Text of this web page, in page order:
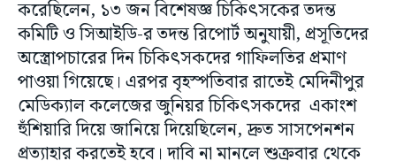
করেছিলেন, ১৩ জন বিশেষজ্ঞ চিকিৎসকের তদন্ত
কমিটি ও সিআইডি-র তদন্ত রিপোর্ট অনুযায়ী, প্রসূতিদের
অস্ত্রোপচারের দিন চিকিৎসকদের গাফিলতির প্রমাণ
পাওয়া গিয়েছে। এরপর বৃহস্পতিবার রাতেই মেদিনীপুর
মেডিক্যাল কলেজের জুনিয়র চিকিৎসকদের একাংশ
হুঁশিয়ারি দিয়ে জানিয়ে দিয়েছিলেন, দ্রুত সাসপেনশন
প্রত্যাহার করতেই হবে। দাবি না মানলে শুক্রবার থেকে